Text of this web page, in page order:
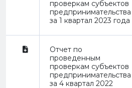
проверкам субъектов
предпринимательства
за 1 квартал 2023 года
Отчет по
проведенным
проверкам субъектов
предпринимательства
за 4 квартал 2022